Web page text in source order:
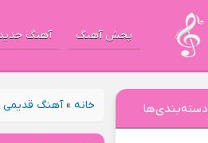
پخش آهنگ آهنگ
خانه »آهنگ قدیمی دسته‌بندی‌ها